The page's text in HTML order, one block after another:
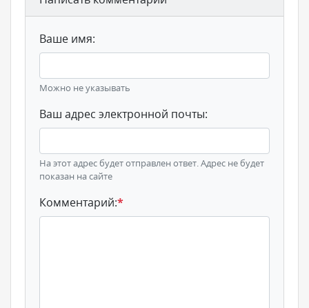
Ваше имя:
Можно не указывать
Ваш адрес электронной почты:
На этот адрес будет отправлен ответ. Адрес не будет
показан на сайте
Комментарий:*